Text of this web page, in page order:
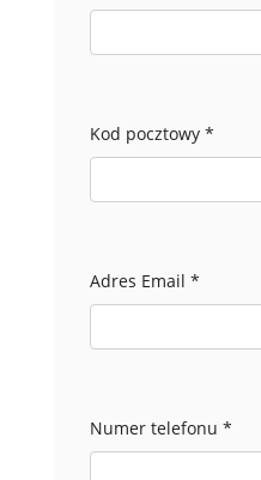
Kod pocztowy *
Adres Email *
Numer telefonu *